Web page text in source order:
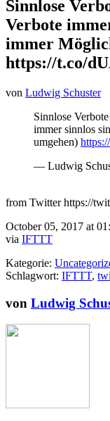
Sinnlose
Verbote
immer
https://t.co/
von Ludwig Schuster
Sinnlose
immer sinnlos
umgehen)
— Ludwig
from Twitter https://
October 05, 2017 at
via IFTTT
Kategorie:
Schlagwort: IFTTT,
von Ludwig